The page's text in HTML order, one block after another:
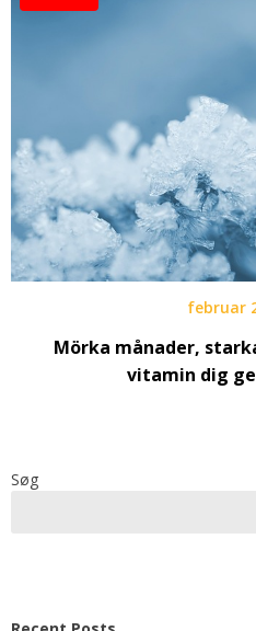
februar
Mörka månader,
vitamin dig
Søg